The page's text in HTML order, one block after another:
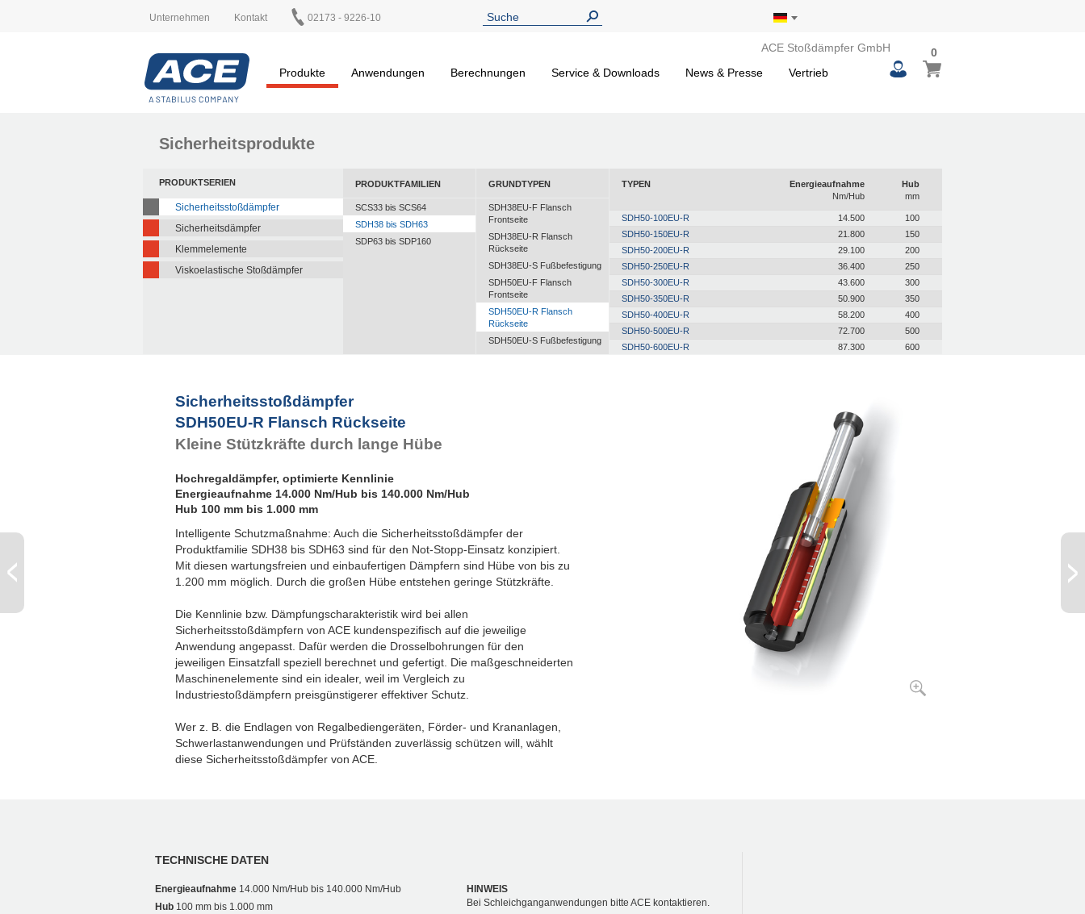
Unternehmen Kontakt 02173 - 9226-10
ACE Stoßdämpfer GmbH
Produkte
Anwendungen Berechnungen Service & Downloads News & Presse Vertrieb
0
Sicherheitsprodukte
PRODUKTSERIEN
Sicherheitsstoßdämpfer
Sicherheitsdämpfer
Klemmelemente
Viskoelastische Stoßdämpfer
PRODUKTFAMILIEN
SCS33 bis SCS64
SDH38 bis SDH63
SDP63 bis SDP160
GRUNDTYPEN
SDH38EU-F Flansch
Frontseite
SDH38EU-R Flansch
Rückseite
SDH38EU-S Fußbefestigung
SDH50EU-F Flansch
Frontseite
SDH50EU-R Flansch
Rückseite
SDH50EU-S Fußbefestigung
SDH63EU-F Flansch
TYPEN
Energieaufnahme
Nm/Hub
Hub
mm
SDH50-100EU-R 14.500
100
SDH50-150EU-R
21.800
150
SDH50-200EU-R
29.100
200
SDH50-250EU-R
36.400
250
SDH50-300EU-R
43.600
300
SDH50-350EU-R
50.900
350
SDH50-400EU-R
58.200
400
SDH50-500EU-R
72.700
500
SDH50-600EU-R
87.300
600
Sicherheitsstoßdämpfer
SDH50EU-R Flansch Rückseite
Kleine Stützkräfte durch lange Hübe
Hochregaldämpfer, optimierte Kennlinie
Energieaufnahme 14.000 Nm/Hub bis 140.000 Nm/Hub
Hub 100 mm bis 1.000 mm
Intelligente Schutzmaßnahme: Auch die Sicherheitsstoßdämpfer der
Produktfamilie SDH38 bis SDH63 sind für den Not-Stopp-Einsatz konzipiert.
Mit diesen wartungsfreien und einbaufertigen Dämpfern sind Hübe von bis zu
1.200 mm möglich. Durch die großen Hübe entstehen geringe Stützkräfte.
Die Kennlinie bzw. Dämpfungscharakteristik wird bei allen
Sicherheitsstoßdämpfern von ACE kundenspezifisch auf die jeweilige
Anwendung angepasst. Dafür werden die Drosselbohrungen für den
jeweiligen Einsatzfall speziell berechnet und gefertigt. Die maßgeschneiderten
Maschinenelemente sind ein idealer, weil im Vergleich zu
Industriestoßdämpfern preisgünstigerer effektiver Schutz.
Wer z. B. die Endlagen von Regalbediengeräten, Förder- und Krananlagen,
Schwerlastanwendungen und Prüfständen zuverlässig schützen will, wählt
diese Sicherheitsstoßdämpfer von ACE.
TECHNISCHE DATEN
Energieaufnahme 14.000 Nm/Hub bis 140.000 Nm/Hub
Hub 100 mm bis 1.000 mm
HINWEIS
Bei Schleichganganwendungen bitte ACE kontaktieren.